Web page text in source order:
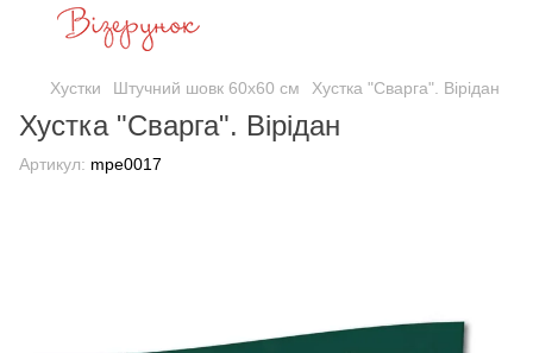
Хустки Штучний шовк 60х60 см Хустка "Сварга". Вірідан
Хустка "Сварга". Вірідан
Артикул: mpe0017